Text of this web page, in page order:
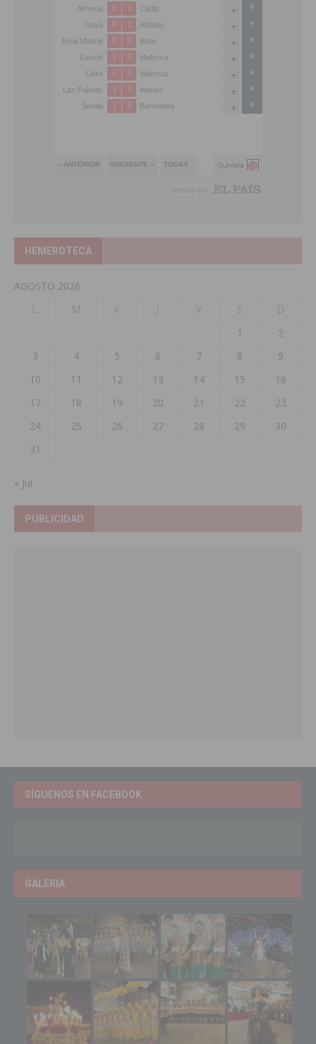
HEMEROTECA
AGOSTO 2026
L
M X J V S
D
1
2
3
4 5 6 7 8
9
10
11 12 13 14 15
16
17
18 19 20 21 22
23
24
25 26 27 28 29
30
31
« Jul
PUBLICIDAD
SÍGUENOS EN FACEBOOK
GALERIA